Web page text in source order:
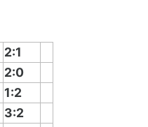
2:1
2:0
1:2
3:2